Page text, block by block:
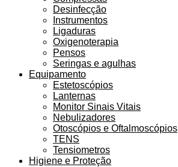
Desinfecção
Instrumentos
Ligaduras
Oxigenoterapia
Pensos
Seringas e agulhas
Equipamento
Estetoscópios
Lanternas
Monitor Sinais Vitais
Nebulizadores
Otoscópios e Oftalmoscópios
TENS
Tensiometros
Higiene e Proteção